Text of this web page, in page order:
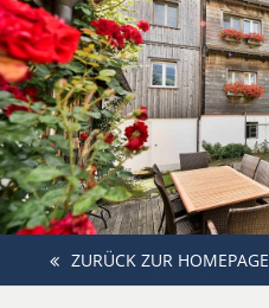
ZURÜCK ZUR HOMEPAGE